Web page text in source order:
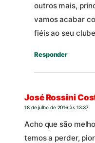
outros mais,
vamos acabar
fiéis ao seu
Responder
José Rossini
18 de julho de 2016 às 13:37
Acho que são
temos a perder,